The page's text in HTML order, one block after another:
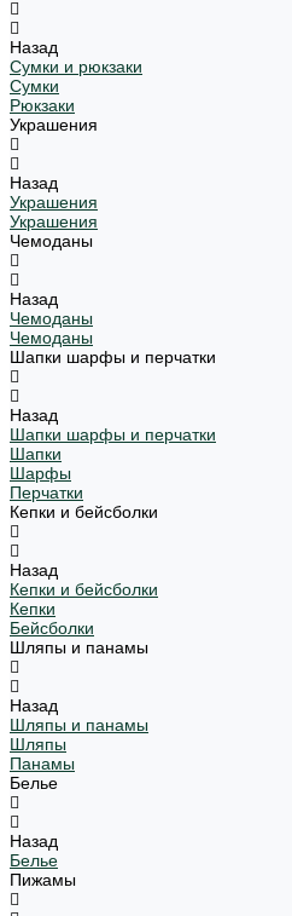
Назад
Сумки и рюкзаки
Сумки
Рюкзаки
Украшения
Назад
Украшения
Украшения
Чемоданы
Назад
Чемоданы
Чемоданы
Шапки шарфы и перчатки
Назад
Шапки шарфы и перчатки
Шапки
Шарфы
Перчатки
Кепки и бейсболки
Назад
Кепки и бейсболки
Кепки
Бейсболки
Шляпы и панамы
Назад
Шляпы и панамы
Шляпы
Панамы
Белье
Назад
Белье
Пижамы